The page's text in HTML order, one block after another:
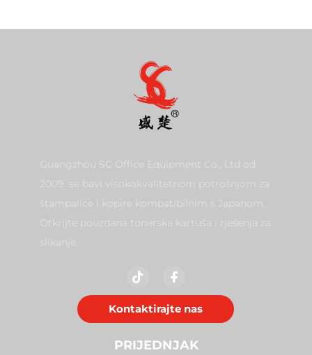
Guangzhou SC Office Equipment Co., Ltd od
2009. se bavi visokokvalitetnom potrošnjom za
štampalice i kopire kompatibilnim s Japanom.
Otkrijte pouzdana tonerska kartuša i rješenja za
slikanje.
Kontaktirajte nas
PRIJEDNJAK